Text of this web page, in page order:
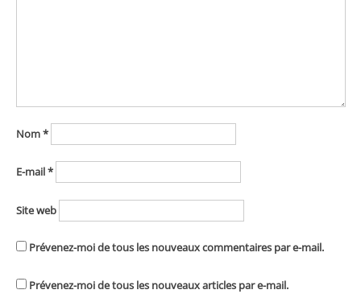
Nom*
E-mail*
Site web
Prévenez-moi de tous les nouveaux commentaires par e-mail.
Prévenez-moi de tous les nouveaux articles par e-mail.